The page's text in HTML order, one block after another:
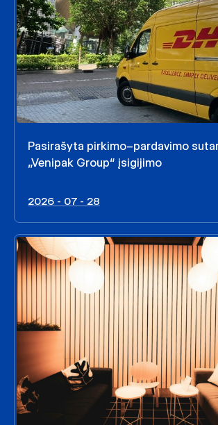
Pasirašyta pirkimo–pardavimo
„Venipak Group“ įsigijimo
2026 - 07 - 28